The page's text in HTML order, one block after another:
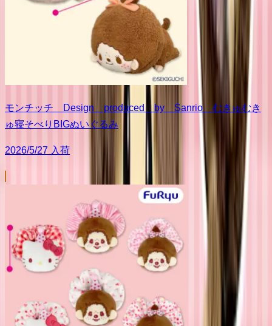
モンチッチ Design produced by Sanrio むきゅむき
ゅ寝そべりBIGぬいぐるみ
2026/5/27 入荷